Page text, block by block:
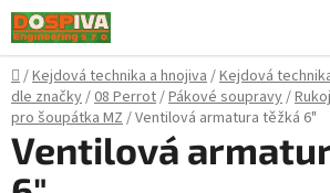
Přejít
na
obsah
Domů
/Kejdová technika a hnojiva/Kejdová
dle značky/08 Perrot/Pákové soupravy/
pro šoupátka MZ/Ventilová armatura těžká 6"
Ventilová